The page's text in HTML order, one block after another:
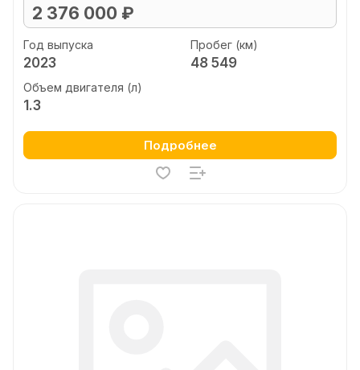
2 376 000 ₽
Год выпуска
2023
Пробег (км)
48 549
Объем двигателя (л)
1.3
Подробнее